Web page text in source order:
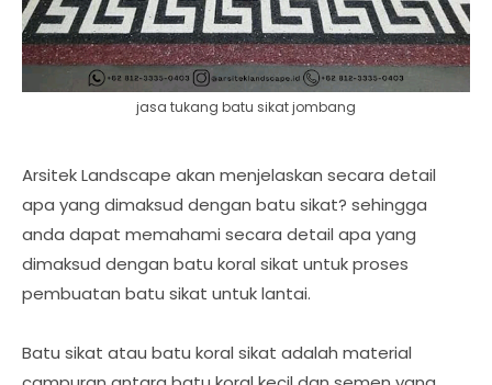
jasa tukang batu sikat jombang
Arsitek Landscape akan menjelaskan secara detail
apa yang dimaksud dengan batu sikat? sehingga
anda dapat memahami secara detail apa yang
dimaksud dengan batu koral sikat untuk proses
pembuatan batu sikat untuk lantai.
Batu sikat atau batu koral sikat adalah material